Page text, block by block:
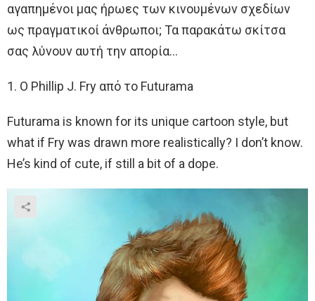
αγαπημένοι μας ήρωες των κινουμένων σχεδίων
ως πραγματικοί άνθρωποι; Τα παρακάτω σκίτσα
σας λύνουν αυτή την απορία…
1. O Phillip J. Fry από το Futurama
Futurama is known for its unique cartoon style, but
what if Fry was drawn more realistically? I don’t know.
He’s kind of cute, if still a bit of a dope.